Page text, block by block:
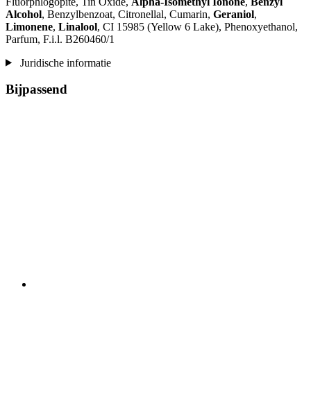
Alcohol, Benzylbenzoat, Citronellal, Cumarin, Geraniol,
Limonene, Linalool, CI 15985 (Yellow 6 Lake), Phenoxyethanol,
Parfum, F.i.l. B260460/1
Juridische informatie
Bijpassend